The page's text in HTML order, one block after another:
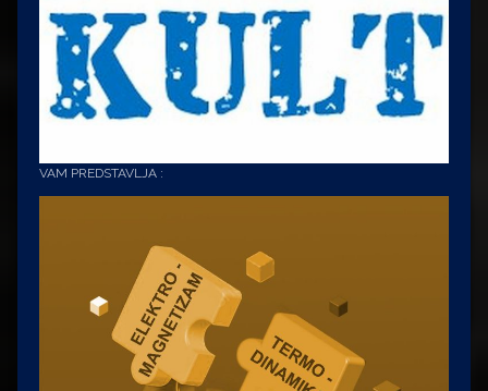
VAM PREDSTAVLJA :